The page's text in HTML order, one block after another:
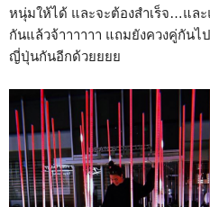
หนุ่มให้ได้ และจะต้องสำเร็จ…แล
กันแล้วจ้าาาาาา แถมยังควงคู่กันไ
ญี่ปุ่นกันอีกด้วยยยย